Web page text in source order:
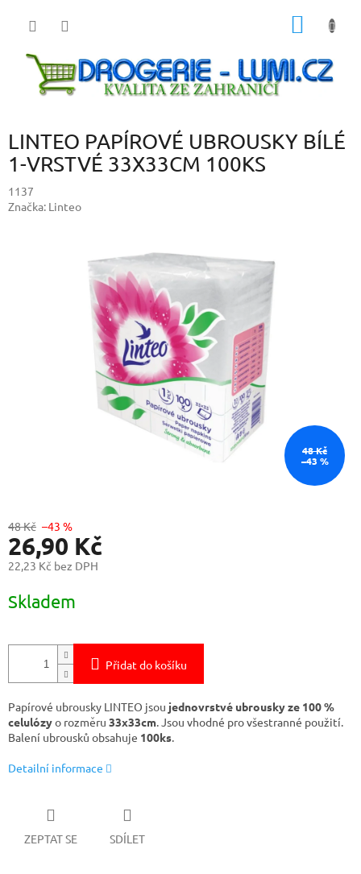
LINTEO PAPÍROVÉ UBROUSKY BÍLÉ
1-VRSTVÉ 33X33CM 100KS
1137
Značka: Linteo
48 Kč
–43 %
48 Kč –43 %
26,90 Kč
22,23 Kč bez DPH
cena:
Skladem
Přidat do košíku
Papírové ubrousky LINTEO jsou jednovrstvé ubrousky ze 100 %
celulózyo rozměru 33x33cm. Jsou vhodné pro všestranné použití.
Balení ubrousků obsahuje 100ks.
Detailní informace
ZEPTAT SE SDÍLET